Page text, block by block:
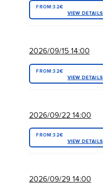
FROM:32€
VIEW DETAILS
2026/09/15 14:00
FROM:32€
VIEW DETAILS
2026/09/22 14:00
FROM:32€
VIEW DETAILS
2026/09/29 14:00